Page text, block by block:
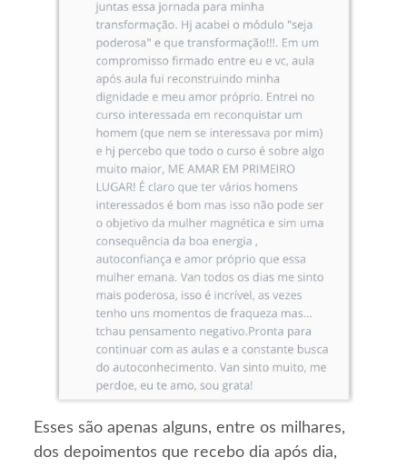
Esses são apenas alguns, entre os milhares,
dos depoimentos que recebo dia após dia,